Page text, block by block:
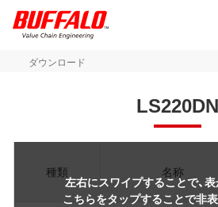
ダウンロード
LS220DN
左右にスワイプすることで、表
こちらをタップすることで非表
種類 名称